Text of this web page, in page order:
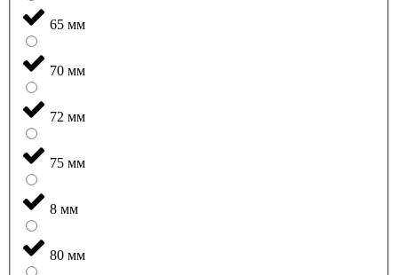
65 мм
70 мм
72 мм
75 мм
8 мм
80 мм